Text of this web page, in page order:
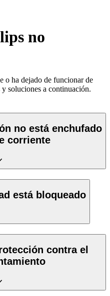
no
o ha dejado de funcionar de
y soluciones a continuación.
no está enchufado
corriente
está bloqueado
contra el